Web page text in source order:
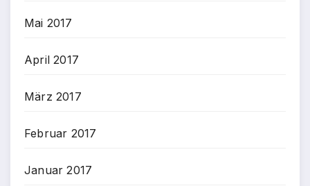
Mai 2017
April 2017
März 2017
Februar 2017
Januar 2017